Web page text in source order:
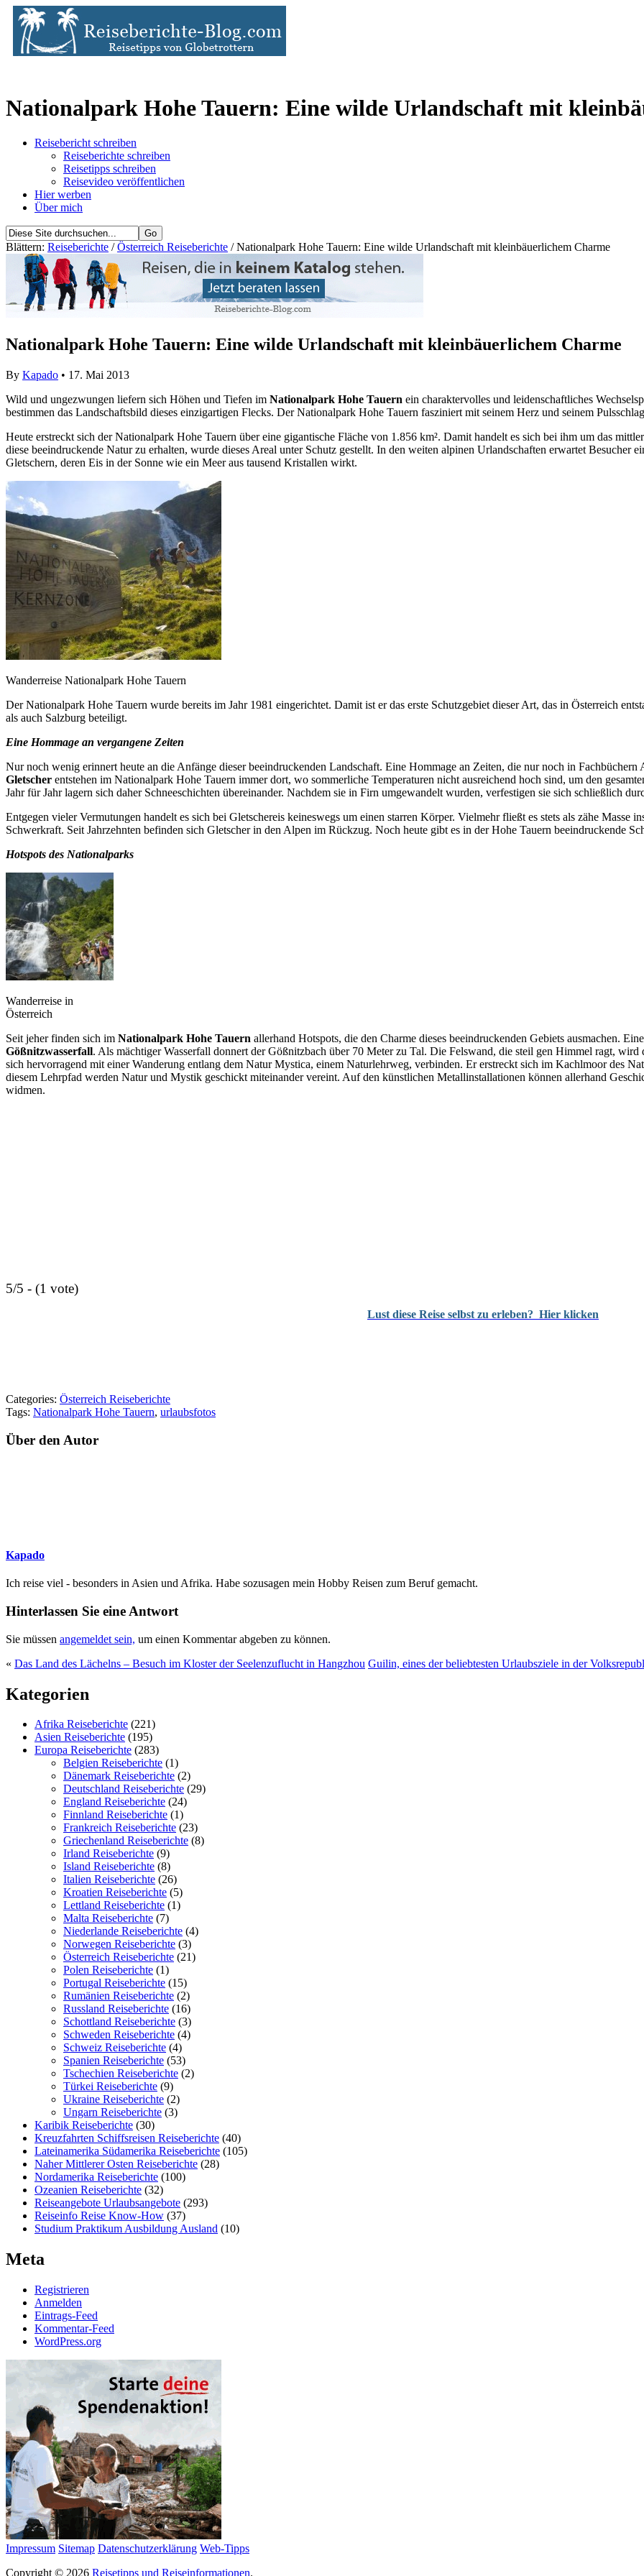
Nationalpark Hohe Tauern: Eine wilde Urlandschaft mit
Reisebericht schreiben
Reiseberichte schreiben
Reisetipps schreiben
Reisevideo veröffentlichen
Hier werben
Über mich
Blättern: Reiseberichte /Österreich Reiseberichte / Nationalpark Hohe Tauern: Eine wilde Urlandschaft mit kleinbäuerlichem Charme
Nationalpark Hohe Tauern: Eine wilde Urlandschaft mit kleinbäuerlichem Charme
By Kapado • 17. Mai 2013
Wild und ungezwungen liefern sich Höhen und Tiefen im Nationalpark Hohe Tauern ein charaktervolles und leidenschaftliches
bestimmen das Landschaftsbild dieses einzigartigen Flecks. Der Nationalpark Hohe Tauern fasziniert mit seinem Herz und seinem
Heute erstreckt sich der Nationalpark Hohe Tauern über eine gigantische Fläche von 1.856 km². Damit handelt es sich bei ihm um das
diese beeindruckende Natur zu erhalten, wurde dieses Areal unter Schutz gestellt. In den weiten alpinen Urlandschaften erwartet Besucher
Gletschern, deren Eis in der Sonne wie ein Meer aus tausend Kristallen wirkt.
Wanderreise Nationalpark Hohe Tauern
Der Nationalpark Hohe Tauern wurde bereits im Jahr 1981 eingerichtet. Damit ist er das erste Schutzgebiet dieser Art, das in Österreich
als auch Salzburg beteiligt.
Eine Hommage an vergangene Zeiten
Nur noch wenig erinnert heute an die Anfänge dieser beeindruckenden Landschaft. Eine Hommage an Zeiten, die nur noch in
Gletscher entstehen im Nationalpark Hohe Tauern immer dort, wo sommerliche Temperaturen nicht ausreichend hoch sind, um den
Jahr für Jahr lagern sich daher Schneeschichten übereinander. Nachdem sie in Firn umgewandelt wurden, verfestigen sie sich schließlich
Entgegen vieler Vermutungen handelt es sich bei Gletschereis keineswegs um einen starren Körper. Vielmehr fließt es stets als zähe Masse
Schwerkraft. Seit Jahrzehnten befinden sich Gletscher in den Alpen im Rückzug. Noch heute gibt es in der Hohe Tauern beeindruckende
Hotspots des Nationalparks
Wanderreise in
Österreich
Seit jeher finden sich im Nationalpark Hohe Tauern allerhand Hotspots, die den Charme dieses beeindruckenden Gebiets ausmachen.
Gößnitzwasserfall. Als mächtiger Wasserfall donnert der Gößnitzbach über 70 Meter zu Tal. Die Felswand, die steil gen Himmel ragt,
sich hervorragend mit einer Wanderung entlang dem Natur Mystica, einem Naturlehrweg, verbinden. Er erstreckt sich im Kachlmoor des
diesem Lehrpfad werden Natur und Mystik geschickt miteinander vereint. Auf den künstlichen Metallinstallationen können allerhand
widmen.
5/5 - (1 vote)
Lust diese Reise selbst zu erleben? Hier klicken
Categories: Österreich Reiseberichte
Tags: Nationalpark Hohe Tauern, urlaubsfotos
Über den Autor
Kapado
Ich reise viel - besonders in Asien und Afrika. Habe sozusagen mein Hobby Reisen zum Beruf gemacht.
Hinterlassen Sie eine Antwort
Sie müssen angemeldet sein, um einen Kommentar abgeben zu können.
« Das Land des Lächelns – Besuch im Kloster der Seelenzuflucht in Hangzhou Guilin, eines der beliebtesten Urlaubsziele in der
Kategorien
Afrika Reiseberichte (221)
Asien Reiseberichte (195)
Europa Reiseberichte (283)
Belgien Reiseberichte (1)
Dänemark Reiseberichte (2)
Deutschland Reiseberichte (29)
England Reiseberichte (24)
Finnland Reiseberichte (1)
Frankreich Reiseberichte (23)
Griechenland Reiseberichte (8)
Irland Reiseberichte (9)
Island Reiseberichte (8)
Italien Reiseberichte (26)
Kroatien Reiseberichte (5)
Lettland Reiseberichte (1)
Malta Reiseberichte (7)
Niederlande Reiseberichte (4)
Norwegen Reiseberichte (3)
Österreich Reiseberichte (21)
Polen Reiseberichte (1)
Portugal Reiseberichte (15)
Rumänien Reiseberichte (2)
Russland Reiseberichte (16)
Schottland Reiseberichte (3)
Schweden Reiseberichte (4)
Schweiz Reiseberichte (4)
Spanien Reiseberichte (53)
Tschechien Reiseberichte (2)
Türkei Reiseberichte (9)
Ukraine Reiseberichte (2)
Ungarn Reiseberichte (3)
Karibik Reiseberichte (30)
Kreuzfahrten Schiffsreisen Reiseberichte (40)
Lateinamerika Südamerika Reiseberichte (105)
Naher Mittlerer Osten Reiseberichte (28)
Nordamerika Reiseberichte (100)
Ozeanien Reiseberichte (32)
Reiseangebote Urlaubsangebote (293)
Reiseinfo Reise Know-How (37)
Studium Praktikum Ausbildung Ausland (10)
Meta
Registrieren
Anmelden
Eintrags-Feed
Kommentar-Feed
WordPress.org
Impressum Sitemap Datenschutzerklärung Web-Tipps
Copyright © 2026 Reisetipps und Reiseinformationen.